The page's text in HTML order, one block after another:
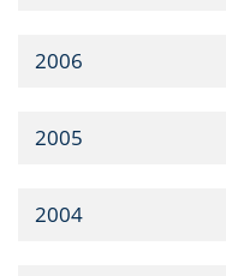
2006
2005
2004